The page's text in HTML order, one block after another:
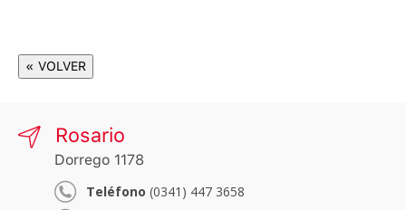
« VOLVER
Rosario
Dorrego 1178
Teléfono (0341) 447 3658